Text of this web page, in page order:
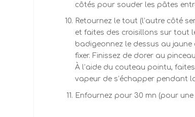
côtés pour souder les pâtes
Retournez le tout (l’autre côté
et faites des croisillons sur tout
badigeonnez le dessus au jaune
fixer. Finissez de dorer au
À l’aide du couteau pointu,
vapeur de s’échapper pendant
Enfournez pour 30 mn (pour